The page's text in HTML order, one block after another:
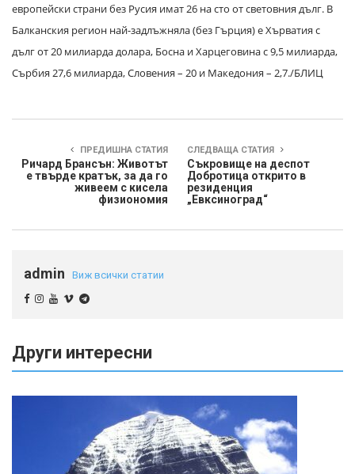
европейски страни без Русия имат 26 на сто от световния дълг. В
Балканския регион най-задлъжняла (без Гърция) е Хърватия с
дълг от 20 милиарда долара, Босна и Харцеговина с 9,5 милиарда,
Сърбия 27,6 милиарда, Словения – 20 и Македония – 2,7./БЛИЦ
ПРЕДИШНА СТАТИЯ
Ричард Брансън: Животът
е твърде кратък, за да го
живеем с кисела
физиономия
СЛЕДВАЩА СТАТИЯ
Съкровище на деспот
Добротица открито в
резиденция
„Евксиноград“
admin Виж всички статии
Други интересни